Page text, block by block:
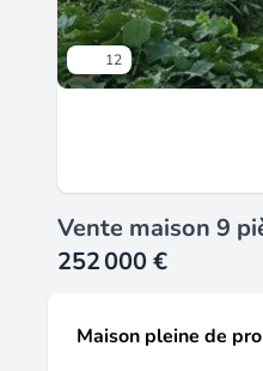
12
Vente maison 9
252 000 €
Maison pleine de